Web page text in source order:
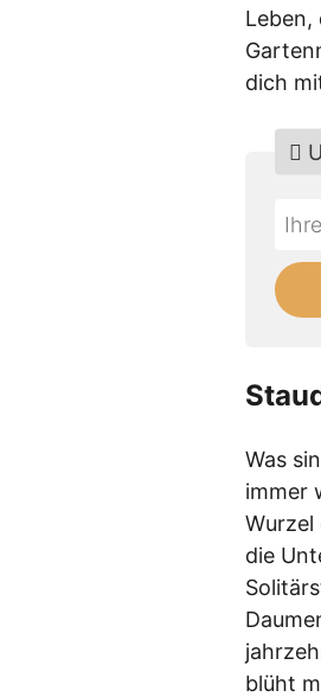
Leben,
dich
Do
fill
this
*Ihre
Was
immer
Wurzel
die
blüht